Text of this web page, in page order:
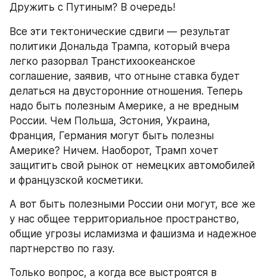
Дружить с Путиным? В очередь!
Все эти тектонические сдвиги — результат
политики Дональда Трампа, который вчера
легко разорвал Транстихоокеанское
соглашение, заявив, что отныне ставка будет
делаться на двусторонние отношения. Теперь
надо быть полезным Америке, а не вредным
России. Чем Польша, Эстония, Украина,
Франция, Германия могут быть полезны
Америке? Ничем. Наоборот, Трамп хочет
защитить свой рынок от немецких автомобилей
и французской косметики.
А вот быть полезными России они могут, все же
у нас общее территориальное пространство,
общие угрозы исламизма и фашизма и надежное
партнерство по газу.
Только вопрос, а когда все выстроятся в